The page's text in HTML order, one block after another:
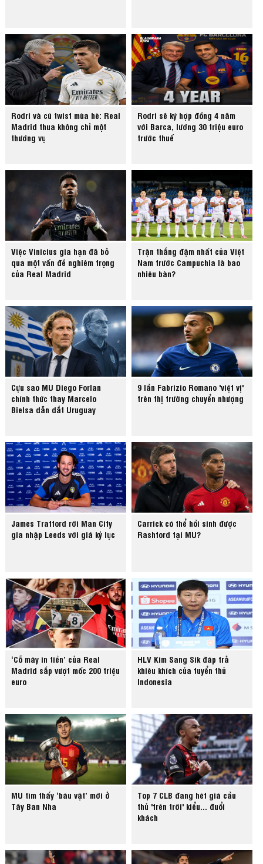
Rodri và cú twist mùa hè: Real
Madrid thua không chỉ một
thương vụ
Rodri sẽ ký hợp đồng 4 năm
với Barca, lương 30 triệu euro
trước thuế
Việc Vinicius gia hạn đã bỏ
qua một vấn đề nghiêm trọng
của Real Madrid
Trận thắng đậm nhất của Việt
Nam trước Campuchia là bao
nhiêu bàn?
Cựu sao MU Diego Forlan
chính thức thay Marcelo
Bielsa dẫn dắt Uruguay
9 lần Fabrizio Romano 'việt vị'
trên thị trường chuyển nhượng
James Trafford rời Man City
gia nhập Leeds với giá kỷ lục
Carrick có thể hồi sinh được
Rashford tại MU?
‘Cỗ máy in tiền’ của Real
Madrid sắp vượt mốc 200 triệu
euro
HLV Kim Sang Sik đáp trả
khiêu khích của tuyển thủ
Indonesia
MU tìm thấy ‘báu vật’ mới ở
Tây Ban Nha
Top 7 CLB đang hét giá cầu
thủ 'trên trời' kiểu... đuổi
khách